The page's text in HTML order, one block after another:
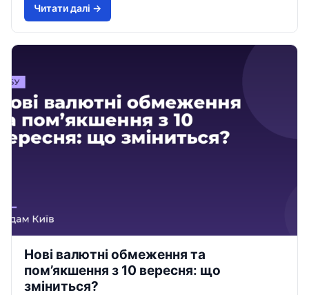
Читати далi →
Нові валютні обмеження та
пом’якшення з 10 вересня: що
зміниться?